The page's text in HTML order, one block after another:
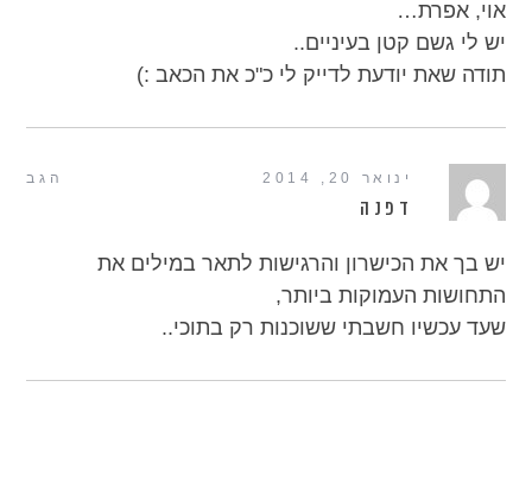
אוי, אפרת…
יש לי גשם קטן בעיניים..
תודה שאת יודעת לדייק לי כ"כ את הכאב :)
הגב ינואר 20, 2014
דפנה
יש בך את הכישרון והרגישות לתאר במילים את
התחושות העמוקות ביותר,
שעד עכשיו חשבתי ששוכנות רק בתוכי..